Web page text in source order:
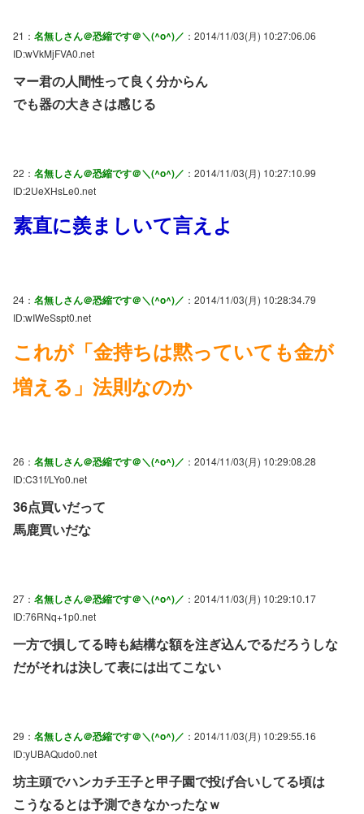
21： 名無しさん＠恐縮です＠＼(^o^)／ ：2014/11/03(月) 10:27:06.06
ID:wVkMjFVA0.net
マー君の人間性って良く分からん
でも器の大きさは感じる
22： 名無しさん＠恐縮です＠＼(^o^)／ ：2014/11/03(月) 10:27:10.99
ID:2UeXHsLe0.net
素直に羨ましいて言えよ
24： 名無しさん＠恐縮です＠＼(^o^)／ ：2014/11/03(月) 10:28:34.79
ID:wIWeSspt0.net
これが「金持ちは黙っていても金が
増える」法則なのか
26： 名無しさん＠恐縮です＠＼(^o^)／ ：2014/11/03(月) 10:29:08.28
ID:C31f/LYo0.net
36点買いだって
馬鹿買いだな
27： 名無しさん＠恐縮です＠＼(^o^)／ ：2014/11/03(月) 10:29:10.17
ID:76RNq+1p0.net
一方で損してる時も結構な額を注ぎ込んでるだろうしな
だがそれは決して表には出てこない
29： 名無しさん＠恐縮です＠＼(^o^)／ ：2014/11/03(月) 10:29:55.16
ID:yUBAQudo0.net
坊主頭でハンカチ王子と甲子園で投げ合いしてる頃は
こうなるとは予測できなかったなｗ